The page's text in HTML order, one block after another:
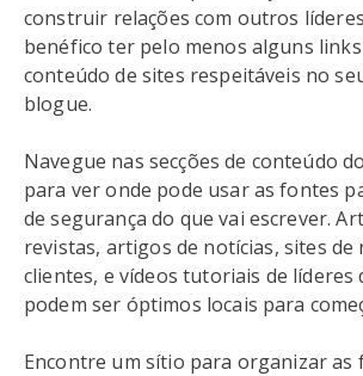
construir relações com outros
benéfico ter pelo menos alguns
conteúdo de sites respeitáveis no
blogue.
Navegue nas secções de conteúdo
para ver onde pode usar as fontes
de segurança do que vai escrever.
revistas, artigos de notícias, sites de
clientes, e vídeos tutoriais de líderes
podem ser óptimos locais para
Encontre um sítio para organizar as